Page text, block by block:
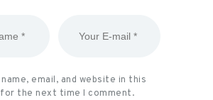
email, and website in this
the next time I comment.